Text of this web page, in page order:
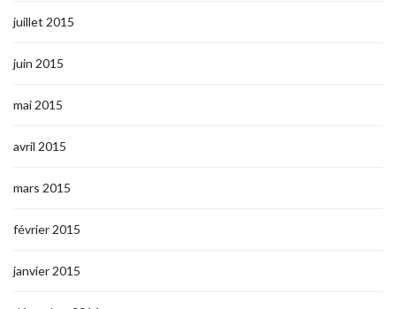
juillet 2015
juin 2015
mai 2015
avril 2015
mars 2015
février 2015
janvier 2015